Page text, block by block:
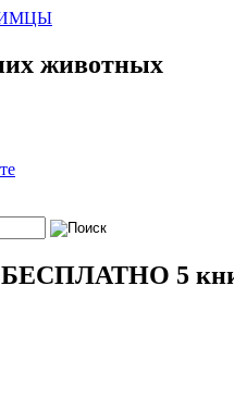
животных
БЕСПЛАТНО 5